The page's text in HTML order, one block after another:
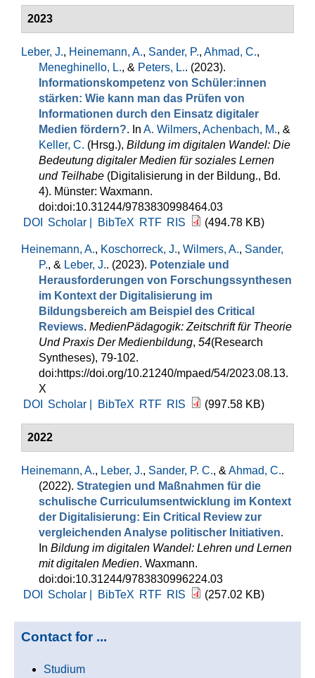
2023
Leber, J., Heinemann, A., Sander, P., Ahmad, C.,
Meneghinello, L., & Peters, L.. (2023).
Informationskompetenz von Schüler:innen
stärken: Wie kann man das Prüfen von
Informationen durch den Einsatz digitaler
Medien fördern?. In A. Wilmers, Achenbach, M., &
Keller, C. (Hrsg.), Bildung im digitalen Wandel: Die
Bedeutung digitaler Medien für soziales Lernen
und Teilhabe (Digitalisierung in der Bildung., Bd.
4). Münster: Waxmann.
doi:doi:10.31244/9783830998464.03
DOI
Scholar | BibTeX RTF RIS (494.78 KB)
Heinemann, A., Koschorreck, J., Wilmers, A., Sander,
P., & Leber, J.. (2023). Potenziale und
Herausforderungen von Forschungssynthesen
im Kontext der Digitalisierung im
Bildungsbereich am Beispiel des Critical
Reviews. MedienPädagogik: Zeitschrift für Theorie
Und Praxis Der Medienbildung, 54(Research
Syntheses), 79-102.
doi:https://doi.org/10.21240/mpaed/54/2023.08.13.
X
DOI
Scholar | BibTeX RTF RIS (997.58 KB)
2022
Heinemann, A., Leber, J., Sander, P. C., & Ahmad, C..
(2022). Strategien und Maßnahmen für die
schulische Curriculumsentwicklung im Kontext
der Digitalisierung: Ein Critical Review zur
vergleichenden Analyse politischer Initiativen.
In Bildung im digitalen Wandel: Lehren und Lernen
mit digitalen Medien. Waxmann.
doi:doi:10.31244/9783830996224.03
DOI
Scholar | BibTeX RTF RIS (257.02 KB)
Contact for ...
Studium